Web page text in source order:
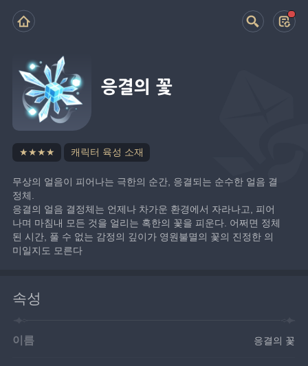
응결의 꽃
★★★★ 캐릭터 육성 소재
무상의 얼음이 피어나는 극한의 순간, 응결되는 순수한 얼음 결
정체.
응결의 얼음 결정체는 언제나 차가운 환경에서 자라나고, 피어
나며 마침내 모든 것을 얼리는 혹한의 꽃을 피운다. 어쩌면 정체
된 시간, 풀 수 없는 감정의 깊이가 영원불멸의 꽃의 진정한 의
미일지도 모른다
속성
이름 응결의 꽃